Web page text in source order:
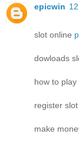
epicwin
slot online
dowloads
how to play
register
make